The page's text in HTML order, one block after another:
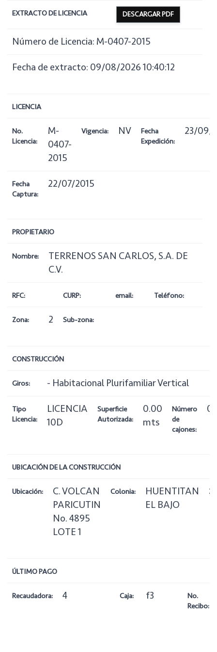
EXTRACTO DE LICENCIA DESCARGAR PDF
Número de Licencia: M-0407-2015
Fecha de extracto: 09/08/2026 10:40:12
LICENCIA
No.
Licencia:
M-
0407-
2015
Vigencia: NV
Fecha
Expedición:
23/09/
Fecha
Captura:
22/07/2015
PROPIETARIO
Nombre:
TERRENOS SAN CARLOS, S.A. DE
C.V.
RFC: CURP: email: Teléfono:
Zona: 2 Sub-zona:
CONSTRUCCIÓN
Giros: - Habitacional Plurifamiliar Vertical
Tipo
Licencia:
LICENCIA
10D
Superficie
Autorizada:
0.00
mts
Número
de
cajones:
0
UBICACIÓN DE LA CONSTRUCCIÓN
Ubicación:
C. VOLCAN
PARICUTIN
No. 4895
LOTE 1
Colonia:
HUENTITAN
EL BAJO
ÚLTIMO PAGO
Recaudadora: 4 Caja: f3
No.
Recibo: